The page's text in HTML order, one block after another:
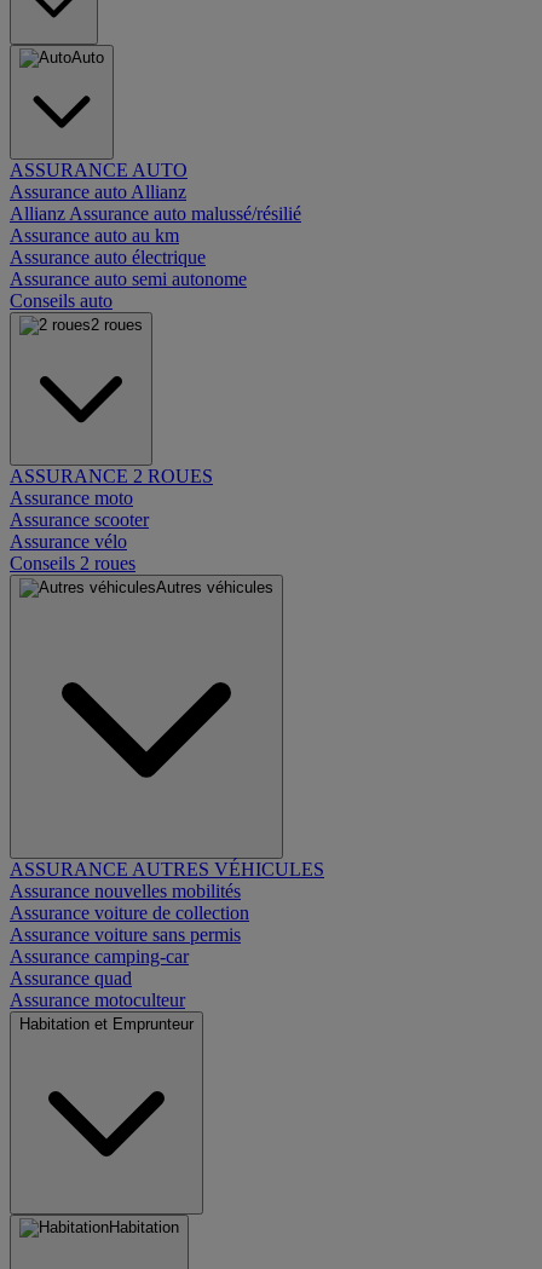
Auto
ASSURANCE AUTO
Assurance auto Allianz
Allianz Assurance auto malussé/résilié
Assurance auto au km
Assurance auto électrique
Assurance auto semi autonome
Conseils auto
2 roues
ASSURANCE 2 ROUES
Assurance moto
Assurance scooter
Assurance vélo
Conseils 2 roues
Autres véhicules
ASSURANCE AUTRES VÉHICULES
Assurance nouvelles mobilités
Assurance voiture de collection
Assurance voiture sans permis
Assurance camping-car
Assurance quad
Assurance motoculteur
Habitation et Emprunteur
Habitation